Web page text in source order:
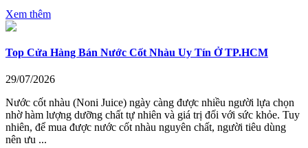
Xem thêm
Top Cửa Hàng Bán Nước Cốt Nhàu Uy Tín Ở TP.HCM
29/07/2026
Nước cốt nhàu (Noni Juice) ngày càng được nhiều người lựa chọn
nhờ hàm lượng dưỡng chất tự nhiên và giá trị đối với sức khỏe. Tuy
nhiên, để mua được nước cốt nhàu nguyên chất, người tiêu dùng
nên ưu ...